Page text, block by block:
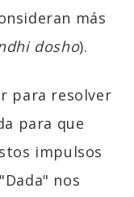
más
dosho).
para resolver
para que
impulsos
nos